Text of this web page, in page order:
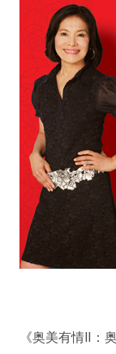
《奥美有情Ⅱ：